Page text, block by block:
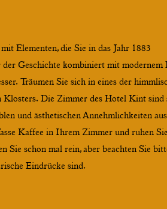
Elementen, die Sie in das Jahr 1883
Geschichte kombiniert mit modernem
Träumen Sie sich in eines der
Klosters. Die Zimmer des Hotel Kint
und ästhetischen Annehmlichkeiten
Kaffee in Ihrem Zimmer und ruhen
Sie schon mal rein, aber beachten Sie
Eindrücke sind.